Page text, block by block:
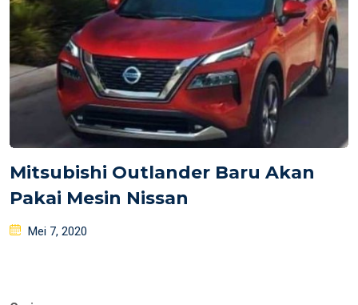
Mitsubishi Outlander Baru Akan
Pakai Mesin Nissan
Posted
Mei 7, 2020